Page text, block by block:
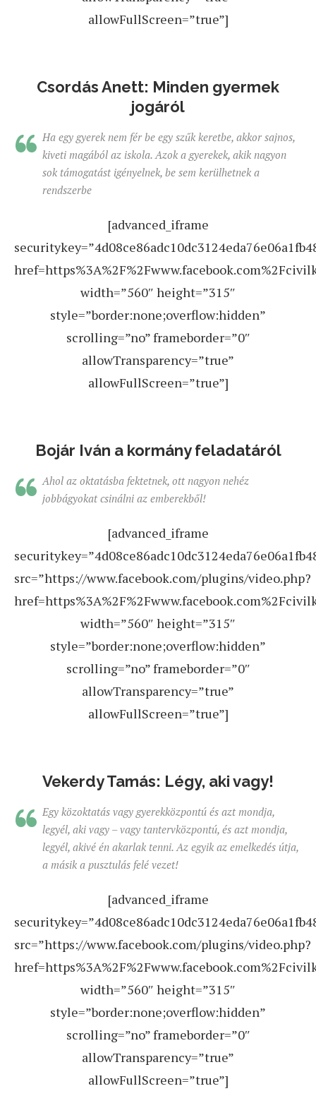
allowFullScreen=”true”]
Csordás Anett: Minden gyermek
jogáról
Ha egy gyerek nem fér be egy szűk keretbe, akkor sajnos,
kiveti magából az iskola. Azok a gyerekek, akik nagyon
sok támogatást igényelnek, be sem kerülhetnek a
rendszerbe
[advanced_iframe
width=”560″ height=”315″
style=”border:none;overflow:hidden”
scrolling=”no” frameborder=”0″
allowTransparency=”true”
allowFullScreen=”true”]
Bojár Iván a kormány feladatáról
Ahol az oktatásba fektetnek, ott nagyon nehéz
jobbágyokat csinálni az emberekből!
[advanced_iframe
src=”https://www.facebook.com/plugins/video.php?
width=”560″ height=”315″
style=”border:none;overflow:hidden”
scrolling=”no” frameborder=”0″
allowTransparency=”true”
allowFullScreen=”true”]
Vekerdy Tamás: Légy, aki vagy!
Egy közoktatás vagy gyerekközpontú és azt mondja,
legyél, aki vagy – vagy tantervközpontú, és azt mondja,
legyél, akivé én akarlak tenni. Az egyik az emelkedés útja,
a másik a pusztulás felé vezet!
[advanced_iframe
src=”https://www.facebook.com/plugins/video.php?
width=”560″ height=”315″
style=”border:none;overflow:hidden”
scrolling=”no” frameborder=”0″
allowTransparency=”true”
allowFullScreen=”true”]